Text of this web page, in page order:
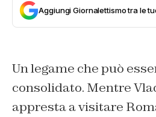
Aggiungi Giornalettismo tra le
Un legame che può
consolidato. Mentre
appresta a visitare